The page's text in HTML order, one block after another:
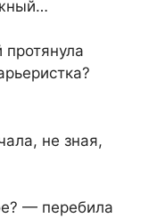
не зная,
— перебила